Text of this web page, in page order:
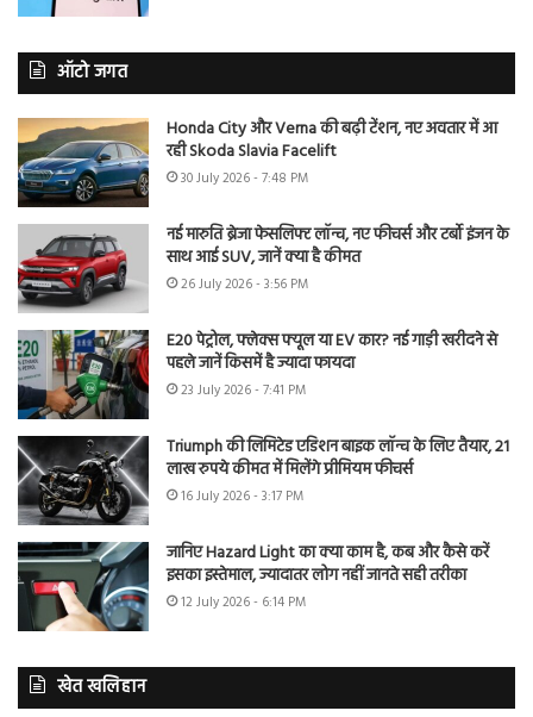
ऑटो जगत
Honda City और Verna की बढ़ी टेंशन, नए अवतार में आ
रही Skoda Slavia Facelift
30 July 2026 - 7:48 PM
नई मारुति ब्रेजा फेसलिफ्ट लॉन्च, नए फीचर्स और टर्बो इंजन के
साथ आई SUV, जानें क्या है कीमत
26 July 2026 - 3:56 PM
E20 पेट्रोल, फ्लेक्स फ्यूल या EV कार? नई गाड़ी खरीदने से
पहले जानें किसमें है ज्यादा फायदा
23 July 2026 - 7:41 PM
Triumph की लिमिटेड एडिशन बाइक लॉन्च के लिए तैयार, 21
लाख रुपये कीमत में मिलेंगे प्रीमियम फीचर्स
16 July 2026 - 3:17 PM
जानिए Hazard Light का क्या काम है, कब और कैसे करें
इसका इस्तेमाल, ज्यादातर लोग नहीं जानते सही तरीका
12 July 2026 - 6:14 PM
खेत खलिहान